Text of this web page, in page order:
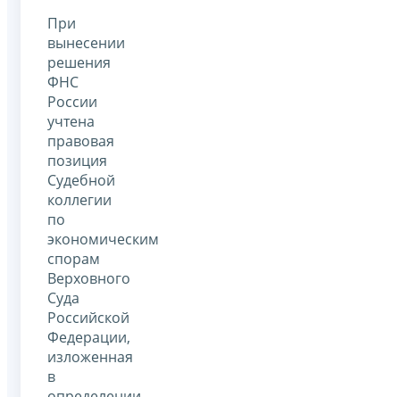
При
вынесении
решения
ФНС
России
учтена
правовая
позиция
Судебной
коллегии
по
экономическим
спорам
Верховного
Суда
Российской
Федерации,
изложенная
в